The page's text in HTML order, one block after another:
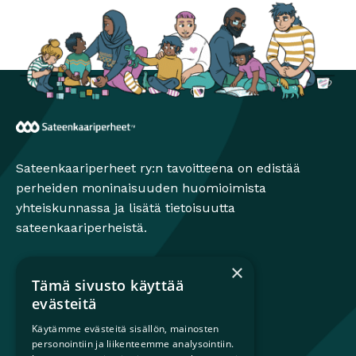
Sateenkaariperheet ry:n tavoitteena on edistää
perheiden moninaisuuden huomioimista
yhteiskunnassa ja lisätä tietoisuutta
sateenkaariperheistä.
Mikä on sateenkaariperhe?
Lapsiperheille
×
Tämä sivusto käyttää
evästeitä
Käytämme evästeitä sisällön, mainosten
personointiin ja liikenteemme analysointiin.